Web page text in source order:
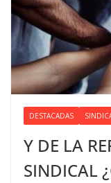
DESTACADAS
Y DE LA
SINDICAL